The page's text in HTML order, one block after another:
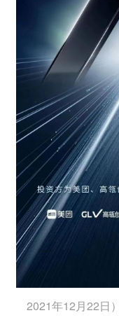
2021年12月22日